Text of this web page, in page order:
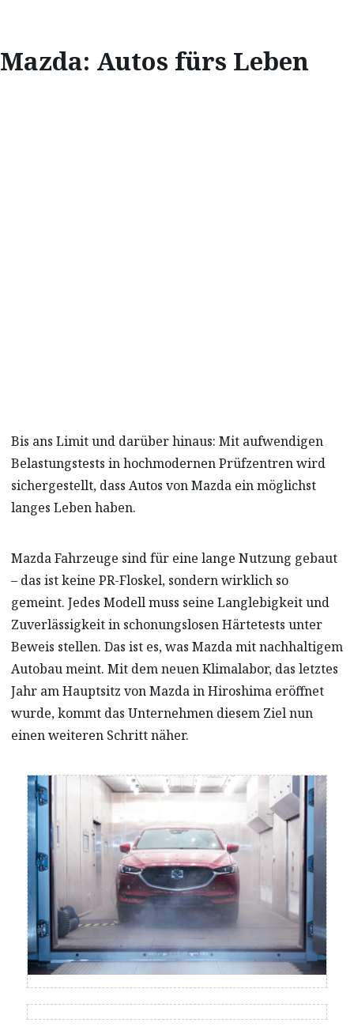
Mazda: Autos fürs Leben
Bis ans Limit und darüber hinaus: Mit aufwendigen
Belastungstests in hochmodernen Prüfzentren wird
sichergestellt, dass Autos von Mazda ein möglichst
langes Leben haben.
Mazda Fahrzeuge sind für eine lange Nutzung gebaut
– das ist keine PR-Floskel, sondern wirklich so
gemeint. Jedes Modell muss seine Langlebigkeit und
Zuverlässigkeit in schonungslosen Härtetests unter
Beweis stellen. Das ist es, was Mazda mit nachhaltigem
Autobau meint. Mit dem neuen Klimalabor, das letztes
Jahr am Hauptsitz von Mazda in Hiroshima eröffnet
wurde, kommt das Unternehmen diesem Ziel nun
einen weiteren Schritt näher.